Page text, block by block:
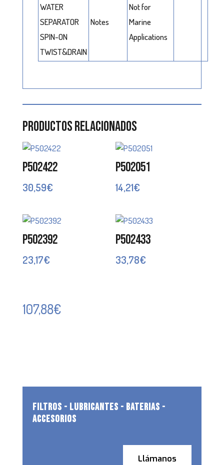
WATER
SEPARATOR
SPIN-ON
TWIST&DRAIN
Notes
Not for
Marine
Applications
Productos relacionados
P502422
30,59€
P502051
14,21€
P502392
23,17€
P502433
33,78€
107,88€
FILTROS - LUBRICANTES - BATERIAS -
ACCESORIOS
Llámanos